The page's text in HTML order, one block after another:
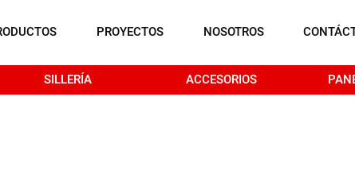
PROYECTOS NOSOTROS
SILLERÍA ACCESORIOS